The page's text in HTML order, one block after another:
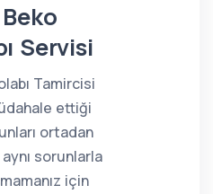
Servisi
Tamircisi
ettiği
ortadan
aynı sorunlarla
için